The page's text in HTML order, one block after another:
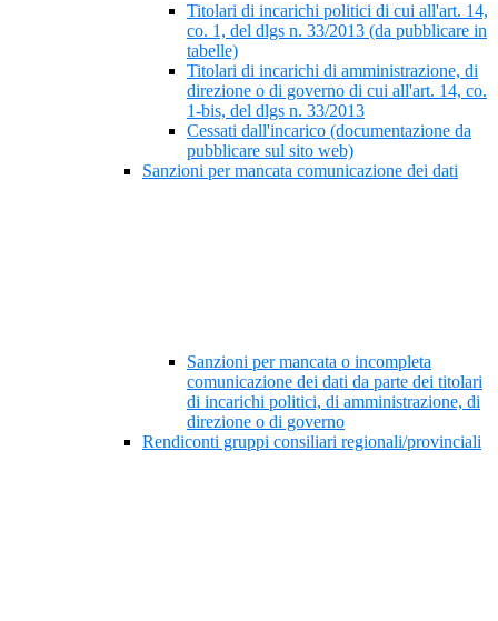
Titolari di incarichi politici di cui all'art. 14,
co. 1, del dlgs n. 33/2013 (da pubblicare in
tabelle)
Titolari di incarichi di amministrazione, di
direzione o di governo di cui all'art. 14, co.
1-bis, del dlgs n. 33/2013
Cessati dall'incarico (documentazione da
pubblicare sul sito web)
Sanzioni per mancata comunicazione dei dati
Sanzioni per mancata o incompleta
comunicazione dei dati da parte dei titolari
di incarichi politici, di amministrazione, di
direzione o di governo
Rendiconti gruppi consiliari regionali/provinciali